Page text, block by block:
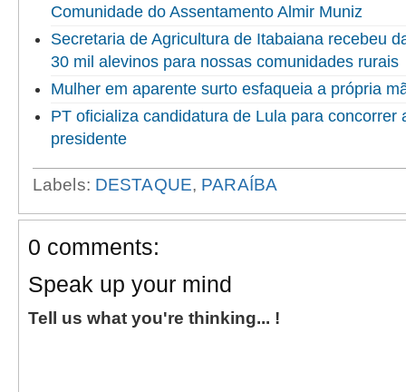
Comunidade do Assentamento Almir Muniz
Secretaria de Agricultura de Itabaiana recebeu
30 mil alevinos para nossas comunidades rurais
Mulher em aparente surto esfaqueia a própria
PT oficializa candidatura de Lula para concorrer
presidente
Labels: DESTAQUE, PARAÍBA
0 comments:
Speak up your mind
Tell us what you're thinking... !